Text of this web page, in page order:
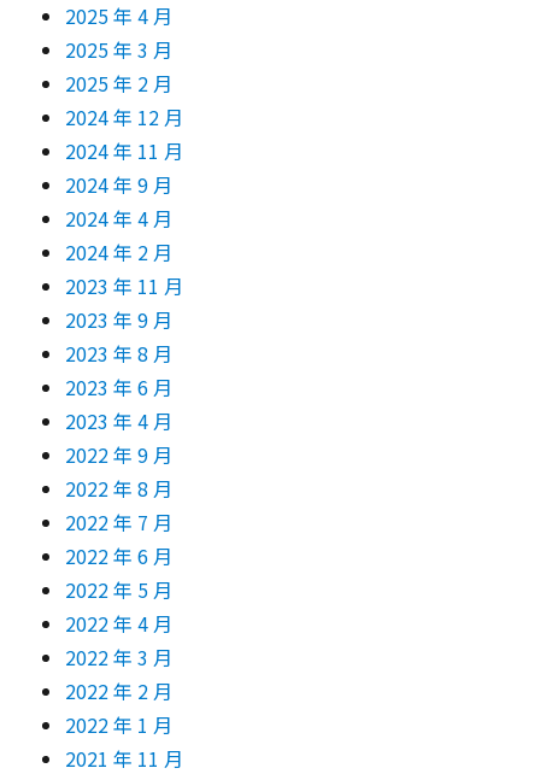
2025 年 4 月
2025 年 3 月
2025 年 2 月
2024 年 12 月
2024 年 11 月
2024 年 9 月
2024 年 4 月
2024 年 2 月
2023 年 11 月
2023 年 9 月
2023 年 8 月
2023 年 6 月
2023 年 4 月
2022 年 9 月
2022 年 8 月
2022 年 7 月
2022 年 6 月
2022 年 5 月
2022 年 4 月
2022 年 3 月
2022 年 2 月
2022 年 1 月
2021 年 11 月